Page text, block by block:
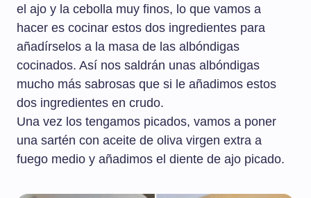
el ajo y la cebolla muy finos, lo que vamos a
hacer es cocinar estos dos ingredientes para
añadírselos a la masa de las albóndigas
cocinados. Así nos saldrán unas albóndigas
mucho más sabrosas que si le añadimos estos
dos ingredientes en crudo.
Una vez los tengamos picados, vamos a poner
una sartén con aceite de oliva virgen extra a
fuego medio y añadimos el diente de ajo picado.